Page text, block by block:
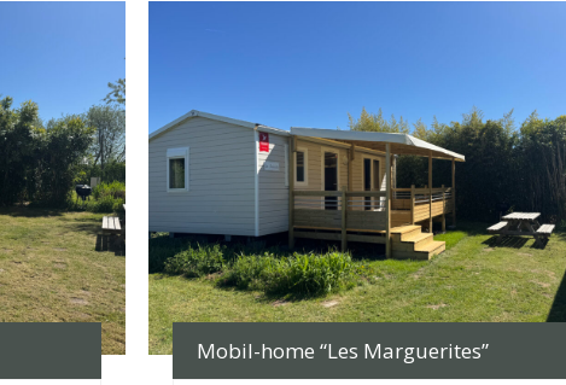
Mobil-home “Les Marguerites”